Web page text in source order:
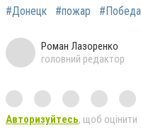
#Донецк #пожар #Победа
Роман Лазоренко
головний редактор
Авторизуйтесь, щоб оцінити